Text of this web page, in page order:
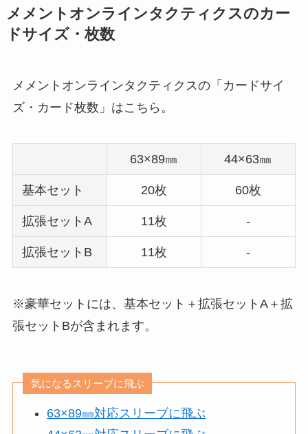
メメントオンラインタクティクスのカー
ドサイズ・枚数
メメントオンラインタクティクスの「カードサイ
ズ・カード枚数」はこちら。
63×89㎜ 44×63㎜
基本セット 20枚 60枚
拡張セットA 11枚 ‐
拡張セットB 11枚 ‐
※豪華セットには、基本セット＋拡張セットA＋拡
張セットBが含まれます。
気になるスリーブに飛ぶ
63×89㎜対応スリーブに飛ぶ